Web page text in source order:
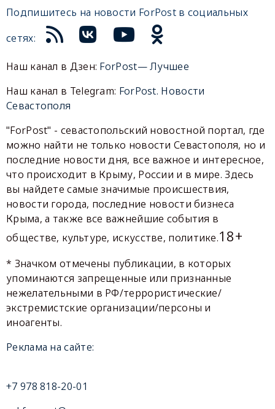
Подпишитесь на новости ForPost в социальных
сетях:
Наш канал в Дзен: ForPost— Лучшее
Наш канал в Telegram: ForPost. Новости
Севастополя
"ForPost" - севастопольский новостной портал, где
можно найти не только новости Севастополя, но и
последние новости дня, все важное и интересное,
что происходит в Крыму, России и в мире. Здесь
вы найдете самые значимые происшествия,
новости города, последние новости бизнеса
Крыма, а также все важнейшие события в
обществе, культуре, искусстве, политике.18+
* Значком отмечены публикации, в которых
упоминаются запрещенные или признанные
нежелательными в РФ/террористические/
экстремистские организации/персоны и
иноагенты.
Реклама на сайте:
+7 978 818-20-01